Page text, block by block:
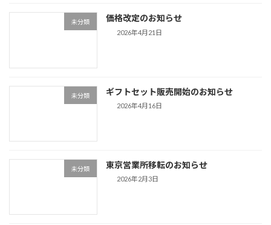
未分類 価格改定のお知らせ
2026年4月21日
未分類 ギフトセット販売開始のお知らせ
2026年4月16日
未分類 東京営業所移転のお知らせ
2026年2月3日